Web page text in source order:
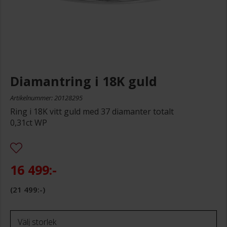
Diamantring i 18K guld
Artikelnummer: 20128295
Ring i 18K vitt guld med 37 diamanter totalt
0,31ct WP
16 499:-
21 499:-